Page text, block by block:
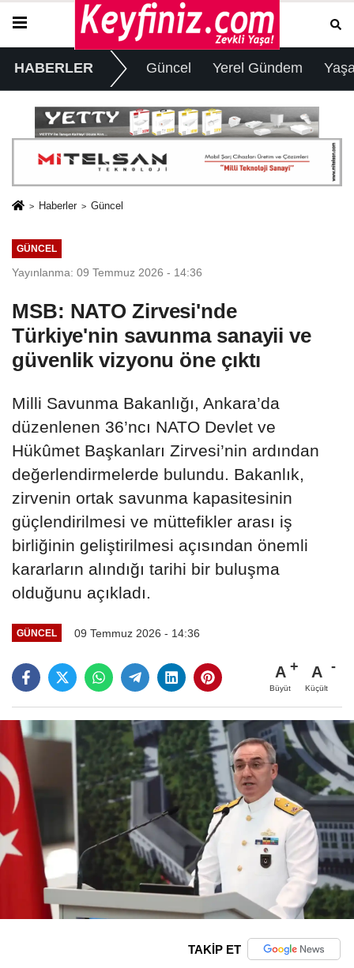
HABERLER Güncel Yerel Gündem
Haberler Güncel
GÜNCEL
Yayınlanma: 09 Temmuz 2026 - 14:36
MSB: NATO Zirvesi'nde
Türkiye'nin savunma sanayii ve
güvenlik vizyonu öne çıktı
Milli Savunma Bakanlığı, Ankara’da
düzenlenen 36’ncı NATO Devlet ve
Hükûmet Başkanları Zirvesi’nin ardından
değerlendirmelerde bulundu. Bakanlık,
zirvenin ortak savunma kapasitesinin
güçlendirilmesi ve müttefikler arası iş
birliğinin geliştirilmesi açısından önemli
kararların alındığı tarihi bir buluşma
olduğunu açıkladı.
GÜNCEL 09 Temmuz 2026 - 14:36
A
Büyüt
A
Küçült
TAKİP ET